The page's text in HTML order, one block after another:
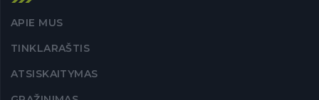
APIE MUS
TINKLARAŠTIS
ATSISKAITYMAS